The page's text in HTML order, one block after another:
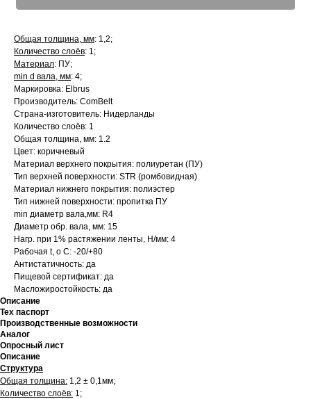
Общая толщина, мм: 1,2;
Количество слоёв: 1;
Материал: ПУ;
min d вала, мм: 4;
Маркировка: Elbrus
Производитель: ComBelt
Страна-изготовитель: Нидерланды
Количество слоёв: 1
Общая толщина, мм: 1.2
Цвет: коричневый
Материал верхнего покрытия: полиуретан (ПУ)
Тип верхней поверхности: STR (ромбовидная)
Материал нижнего покрытия: полиэстер
Тип нижней поверхности: пропитка ПУ
min диаметр вала,мм: R4
Диаметр обр. вала, мм: 15
Нагр. при 1% растяжении ленты, Н/мм: 4
Рабочая t, о С: -20/+80
Антистатичность: да
Пищевой сертификат: да
Масложиростойкость: да
Описание
Тех паспорт
Производственные возможности
Аналог
Опросный лист
Описание
Структура
Общая толщина: 1,2 ± 0,1мм;
Количество слоёв: 1;